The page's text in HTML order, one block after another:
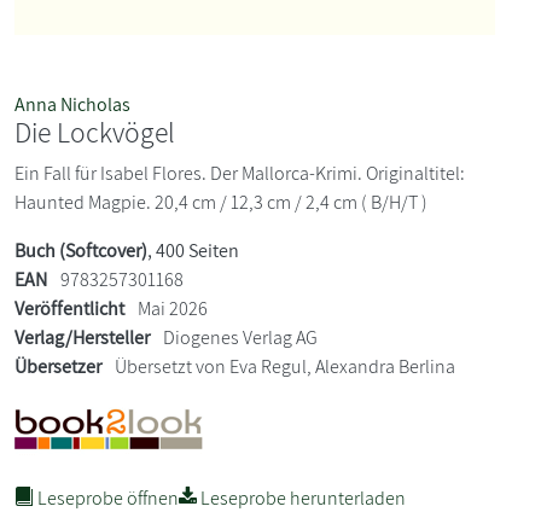
Anna Nicholas
Die Lockvögel
Ein Fall für Isabel Flores. Der Mallorca-Krimi. Originaltitel:
Haunted Magpie. 20,4 cm / 12,3 cm / 2,4 cm ( B/H/T )
Buch (Softcover), 400 Seiten
EAN 9783257301168
Veröffentlicht Mai 2026
Verlag/Hersteller Diogenes Verlag AG
Übersetzer Übersetzt von Eva Regul, Alexandra Berlina
Leseprobe öffnen
Leseprobe herunterladen